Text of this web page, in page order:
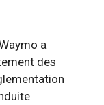
a
des